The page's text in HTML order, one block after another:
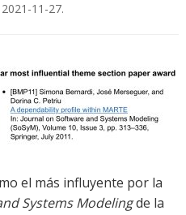
2021-11-27.
el más influyente por la
Systems Modelingde la